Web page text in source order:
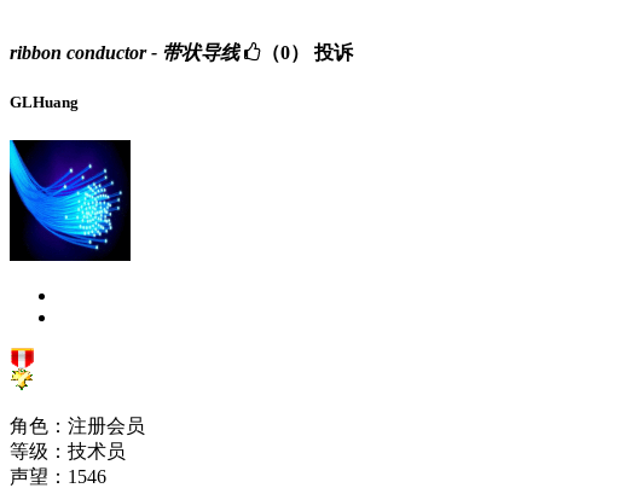
ribbon conductor - 带状导线 （0） 投诉
GLHuang
角色：注册会员
等级：技术员
声望： 1546